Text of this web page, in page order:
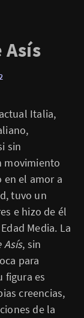
Asís
Italia,
sin
movimiento
en el amor a
tuvo un
e hizo de él
Media. La
Asís, sin
para
figura es
creencias,
de la